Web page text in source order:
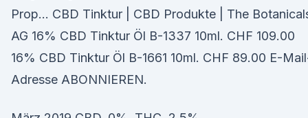
Prop… CBD Tinktur | CBD Produkte | The
AG 16% CBD Tinktur Öl B-1337 10ml. CHF 109.00
16% CBD Tinktur Öl B-1661 10ml. CHF 89.00 E-
Adresse ABONNIEREN.